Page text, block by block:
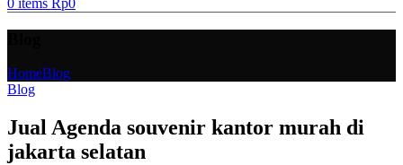
0 items Rp0
HomeBlog
Blog
Jual Agenda souvenir kantor murah di
jakarta selatan